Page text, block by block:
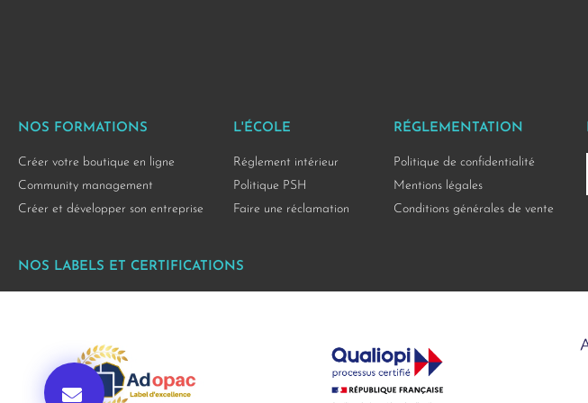
NOS FORMATIONS
Créer votre boutique en ligne
Community management
Créer et développer son entreprise
L'ÉCOLE
Réglement intérieur
Politique PSH
Faire une réclamation
RÉGLEMENTATION
Politique de confidentialité
Mentions légales
Conditions générales de vente
NOS LABELS ET CERTIFICATIONS